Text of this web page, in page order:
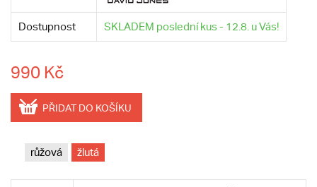
Dostupnost SKLADEM poslední kus - 12.8. u Vás!
990 Kč
PŘIDAT DO KOŠÍKU
růžová žlutá